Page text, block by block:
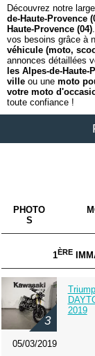
Découvrez notre
de-Haute-Provence
Haute-Provence (04)
vos besoins grâce à
véhicule (moto,
annonces détaillées
les Alpes-de-Haute-
ville ou une moto
votre moto
toute confiance !
PHOTO
S
1ÈRE
3
2019
05/03/2019